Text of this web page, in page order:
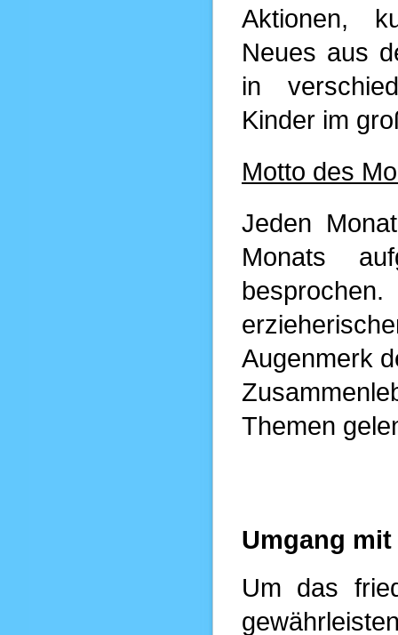
Aktionen,
Neues aus
in
Kinder im
Motto des
Jeden
Monats
Augenmerk
Themen
Umgang
Um das